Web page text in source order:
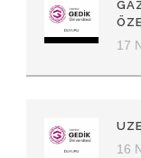
17
16